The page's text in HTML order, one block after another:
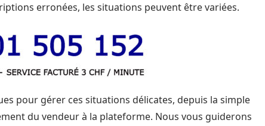
erronées, les situations peuvent être variées.
pour gérer ces situations délicates, depuis la simple
du vendeur à la plateforme. Nous vous guiderons